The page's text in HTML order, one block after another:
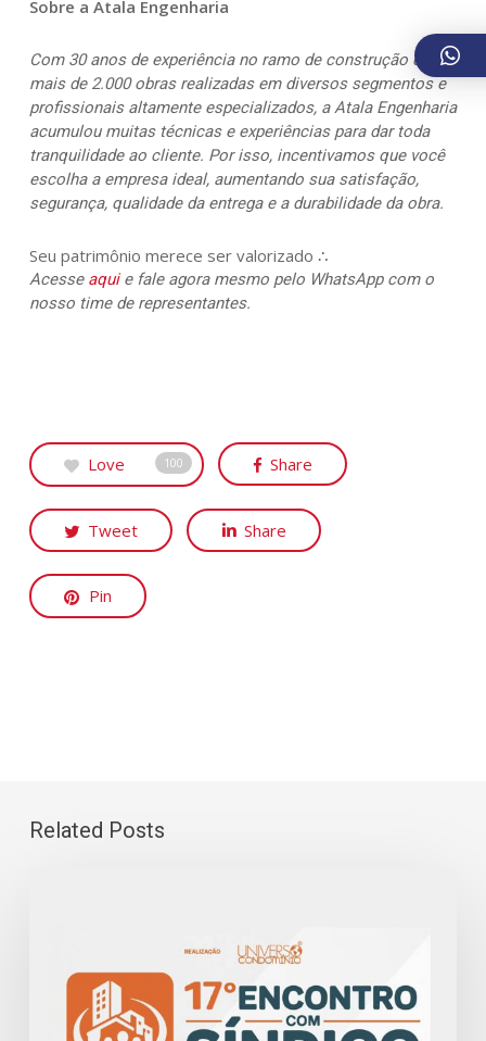
Sobre a Atala Engenharia
Com 30 anos de experiência no ramo de construção civil,
mais de 2.000 obras realizadas em diversos segmentos e
profissionais altamente especializados, a Atala Engenharia
acumulou muitas técnicas e experiências para dar toda
tranquilidade ao cliente. Por isso, incentivamos que você
escolha a empresa ideal, aumentando sua satisfação,
segurança, qualidade da entrega e a durabilidade da obra.
Seu patrimônio merece ser valorizado ∴
Acesse aquie fale agora mesmo pelo WhatsApp com o
nosso time de representantes.
Love 100 Share
Tweet Share
Pin
Related Posts